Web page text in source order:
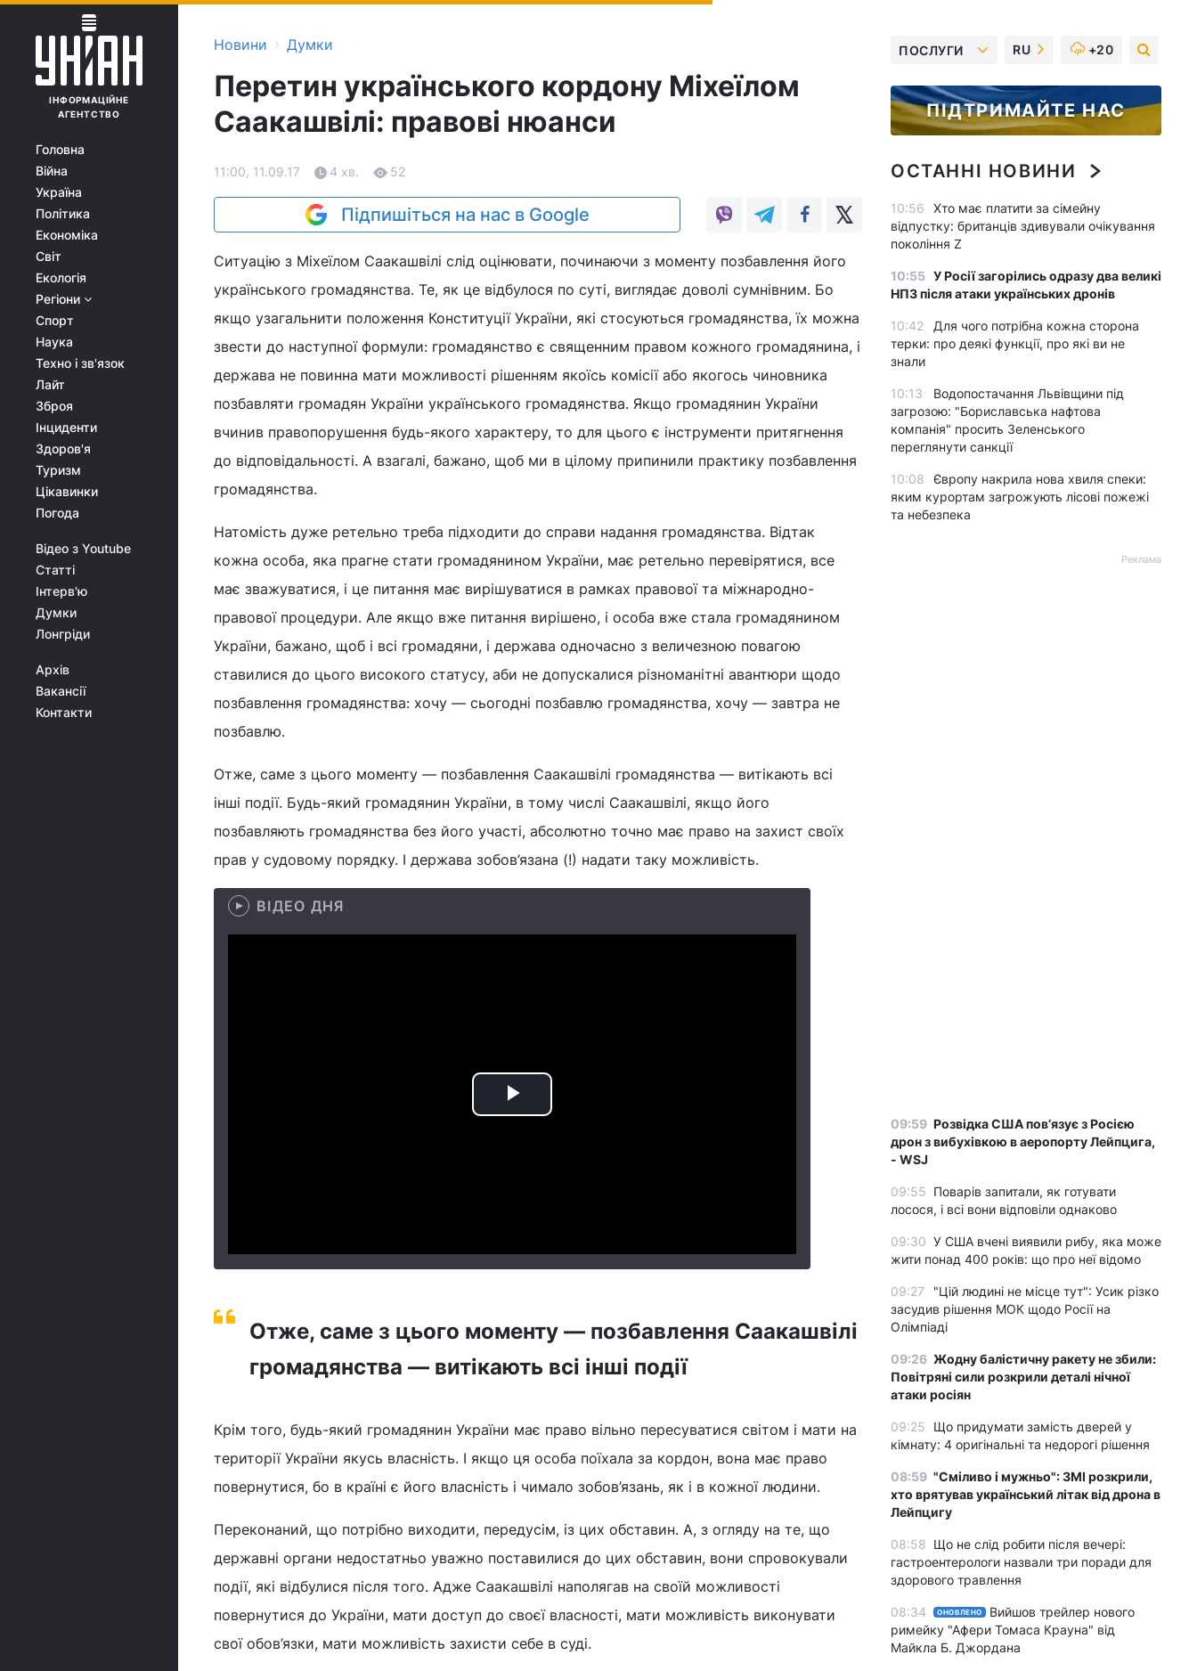
ІНФОРМАЦІЙНЕ
АГЕНТСТВО
Головна
Війна
Україна
Політика
Економіка
Світ
Екологія
Регіони
Спорт
Наука
Техно і зв'язок
Лайт
Зброя
Інциденти
Здоров'я
Туризм
Цікавинки
Погода
Відео з Youtube
Статті
Інтерв'ю
Думки
Лонгріди
Архів
Вакансії
Контакти
Новини › Думки
Перетин українського кордону Міхеїлом
Саакашвілі: правові нюанси
11:00, 11.09.17 4 хв. 52
Підпишіться на нас в Google
Ситуацію з Міхеїлом Саакашвілі слід оцінювати, починаючи з моменту позбавлення його
українського громадянства. Те, як це відбулося по суті, виглядає доволі сумнівним. Бо
якщо узагальнити положення Конституції України, які стосуються громадянства, їх можна
звести до наступної формули: громадянство є священним правом кожного громадянина, і
держава не повинна мати можливості рішенням якоїсь комісії або якогось чиновника
позбавляти громадян України українського громадянства. Якщо громадянин України
вчинив правопорушення будь-якого характеру, то для цього є інструменти притягнення
до відповідальності. А взагалі, бажано, щоб ми в цілому припинили практику позбавлення
громадянства.
Натомість дуже ретельно треба підходити до справи надання громадянства. Відтак
кожна особа, яка прагне стати громадянином України, має ретельно перевірятися, все
має зважуватися, і це питання має вирішуватися в рамках правової та міжнародно-
правової процедури. Але якщо вже питання вирішено, і особа вже стала громадянином
України, бажано, щоб і всі громадяни, і держава одночасно з величезною повагою
ставилися до цього високого статусу, аби не допускалися різноманітні авантюри щодо
позбавлення громадянства: хочу — сьогодні позбавлю громадянства, хочу — завтра не
позбавлю.
Отже, саме з цього моменту — позбавлення Саакашвілі громадянства — витікають всі
інші події. Будь-який громадянин України, в тому числі Саакашвілі, якщо його
позбавляють громадянства без його участі, абсолютно точно має право на захист своїх
прав у судовому порядку. І держава зобов’язана (!) надати таку можливість.
ВІДЕО ДНЯ
Play
Отже, саме з цього моменту — позбавлення Саакашвілі
громадянства — витікають всі інші події
Крім того, будь-який громадянин України має право вільно пересуватися світом і мати на
території України якусь власність. І якщо ця особа поїхала за кордон, вона має право
повернутися, бо в країні є його власність і чимало зобов’язань, як і в кожної людини.
Переконаний, що потрібно виходити, передусім, із цих обставин. А, з огляду на те, що
державні органи недостатньо уважно поставилися до цих обставин, вони спровокували
події, які відбулися після того. Адже Саакашвілі наполягав на своїй можливості
повернутися до України, мати доступ до своєї власності, мати можливість виконувати
свої обов’язки, мати можливість захисти себе в суді.
ПОСЛУГИ RU +20
ПІДТРИМАЙТЕ НАС
ОСТАННІ НОВИНИ
10:56
Хто має платити за сімейну
відпустку: британців здивували очікування
покоління Z
10:55 У Росії загорілись одразу два великі
НПЗ після атаки українських дронів
10:42
Для чого потрібна кожна сторона
терки: про деякі функції, про які ви не
знали
10:13
Водопостачання Львівщини під
загрозою: "Бориславська нафтова
компанія" просить Зеленського
переглянути санкції
10:08
Європу накрила нова хвиля спеки:
яким курортам загрожують лісові пожежі
та небезпека
Реклама
09:59 Розвідка США пов’язує з Росією
дрон з вибухівкою в аеропорту Лейпцига,
- WSJ
09:55 Поварів запитали, як готувати
лосося, і всі вони відповіли однаково
09:30 У США вчені виявили рибу, яка може
жити понад 400 років: що про неї відомо
09:27
"Цій людині не місце тут": Усик різко
засудив рішення МОК щодо Росії на
Олімпіаді
09:26 Жодну балістичну ракету не збили:
Повітряні сили розкрили деталі нічної
атаки росіян
09:25
Що придумати замість дверей у
кімнату: 4 оригінальні та недорогі рішення
08:59 "Сміливо і мужньо": ЗМІ розкрили,
хто врятував український літак від дрона в
Лейпцигу
08:58 Що не слід робити після вечері:
гастроентерологи назвали три поради для
здорового травлення
08:34 ОНОВЛЕНО
Вийшов трейлер нового
римейку "Афери Томаса Крауна" від
Майкла Б. Джордана